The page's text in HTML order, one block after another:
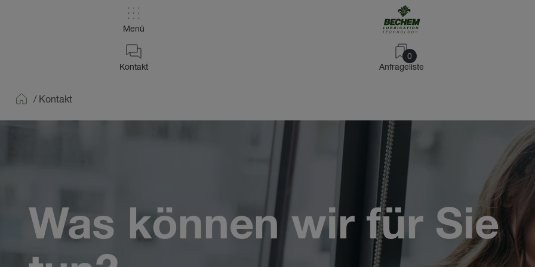
Menü
0
Anfrageliste
Kontakt
/ Kontakt
Was können wir für Sie